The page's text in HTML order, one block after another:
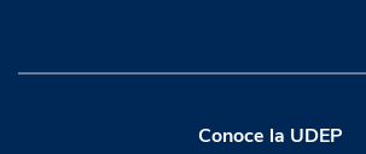
Conoce la UDEP